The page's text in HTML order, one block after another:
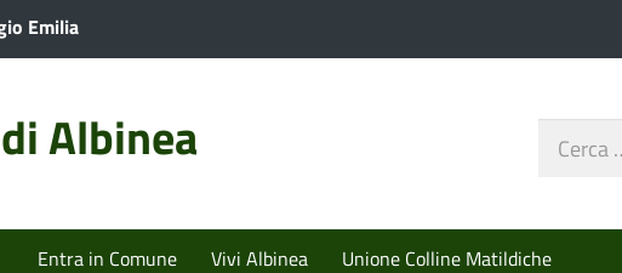
Emilia
Albinea
Cerca
Entra in Comune Vivi Albinea Unione Colline Matildiche